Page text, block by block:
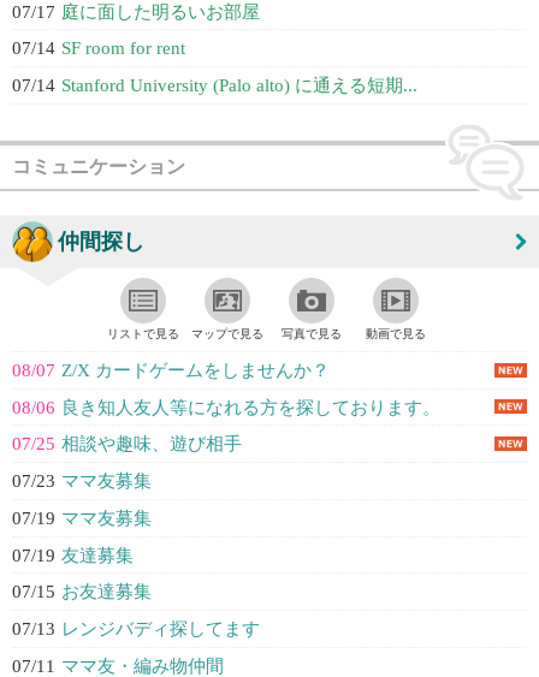
07/17 庭に面した明るいお部屋
07/14 SF room for rent
07/14 Stanford University (Palo alto) に通える短期...
コミュニケーション
仲間探し
リストで見る マップで見る 写真で見る 動画で見る
08/07 Z/X カードゲームをしませんか？
08/06 良き知人友人等になれる方を探しております。
07/25 相談や趣味、遊び相手
07/23 ママ友募集
07/19 ママ友募集
07/19 友達募集
07/15 お友達募集
07/13 レンジバディ探してます
07/11 ママ友・編み物仲間